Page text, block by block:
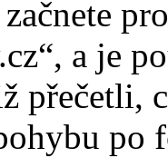
a je
přečetli,
po